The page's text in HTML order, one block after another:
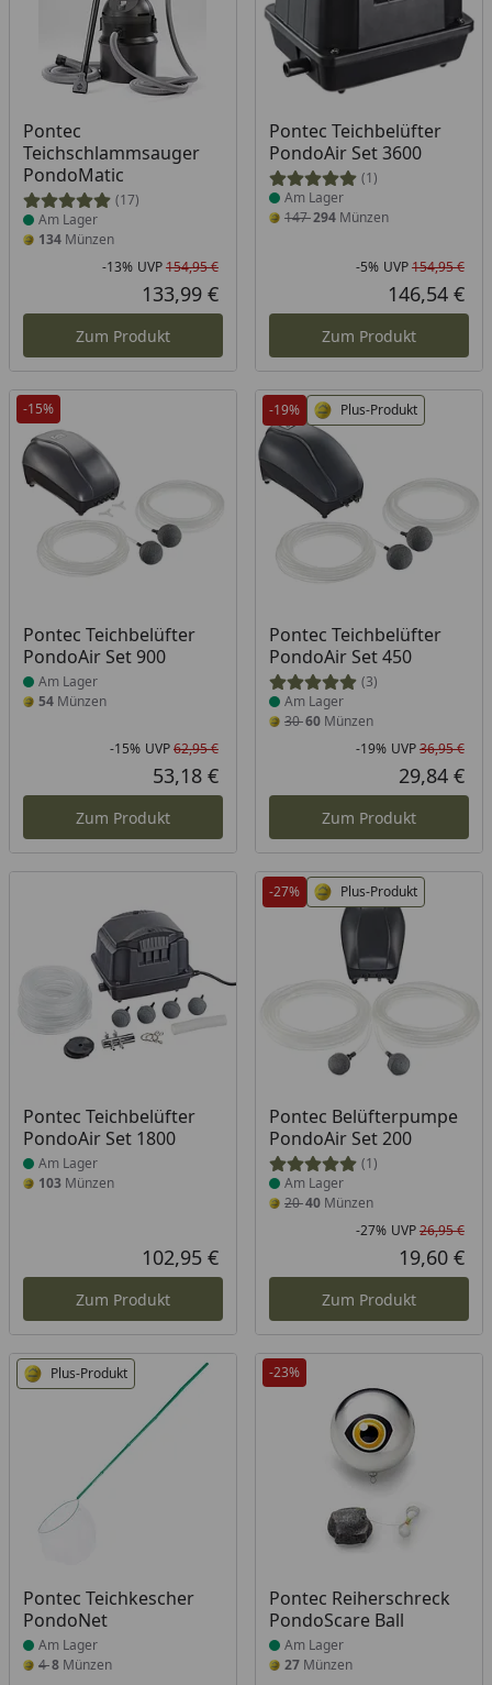
Pontec
Teichschlammsauger
PondoMatic
(17)
Produkt am Lager
Am Lager
134 Münzen
Rabatt in Prozent
-13%
Ursprünglicher Preis
UVP154,95 €
Aktueller Preis
133,99 €
Zum Produkt
Pontec Teichbelüfter
PondoAir Set 3600
(1)
Produkt am Lager
Am Lager
147294Münzen
-5% UVP154,95 €
146,54 €
Zum Produkt
-15%
Pontec Teichbelüfter
PondoAir Set 900
Produkt am Lager
Am Lager
54 Münzen
Rabatt in Prozent
-15%
Ursprünglicher Preis
UVP62,95 €
Aktueller Preis
53,18 €
Zum Produkt
-19% Plus-Produkt
Pontec Teichbelüfter
PondoAir Set 450
(3)
Produkt am Lager
Am Lager
3060Münzen
-19% UVP36,95 €
29,84 €
Zum Produkt
Pontec Teichbelüfter
PondoAir Set 1800
Produkt am Lager
Am Lager
103 Münzen
Aktueller Preis
102,95 €
Zum Produkt
-27% Plus-Produkt
Pontec Belüfterpumpe
PondoAir Set 200
(1)
Produkt am Lager
Am Lager
2040Münzen
-27% UVP26,95 €
19,60 €
Zum Produkt
Plus-Produkt
Pontec Teichkescher
PondoNet
Produkt am Lager
Am Lager
48 Münzen
-23%
Pontec Reiherschreck
PondoScare Ball
Produkt am Lager
Am Lager
27Münzen